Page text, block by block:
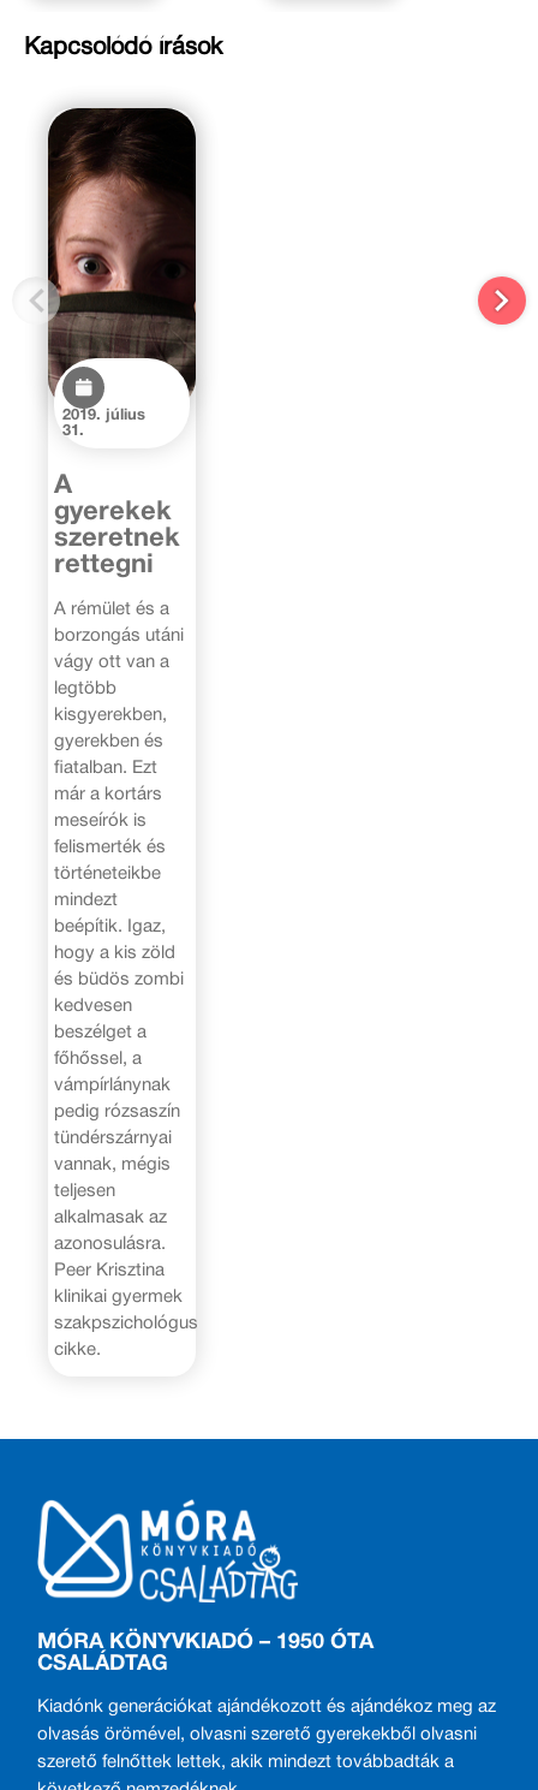
Kapcsolódó írások
2019. július
31.
A
gyerekek
szeretnek
rettegni
A rémület és a
borzongás utáni
vágy ott van a
legtöbb
kisgyerekben,
gyerekben és
fiatalban. Ezt
már a kortárs
meseírók is
felismerték és
történeteikbe
mindezt
beépítik. Igaz,
hogy a kis zöld
és büdös zombi
kedvesen
beszélget a
főhőssel, a
vámpírlánynak
pedig rózsaszín
tündérszárnyai
vannak, mégis
teljesen
alkalmasak az
azonosulásra.
Peer Krisztina
klinikai gyermek
szakpszichológus
cikke.
MÓRA KÖNYVKIADÓ – 1950 ÓTA
CSALÁDTAG
Kiadónk generációkat ajándékozott és ajándékoz meg az
olvasás örömével, olvasni szerető gyerekekből olvasni
szerető felnőttek lettek, akik mindezt továbbadták a